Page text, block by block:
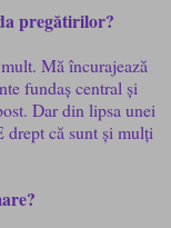
pregătirilor?
Mă încurajează
fundaș central și
Dar din lipsa unei
drept că sunt și mulți